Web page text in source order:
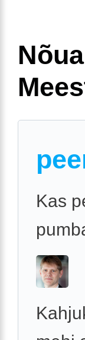
Kas